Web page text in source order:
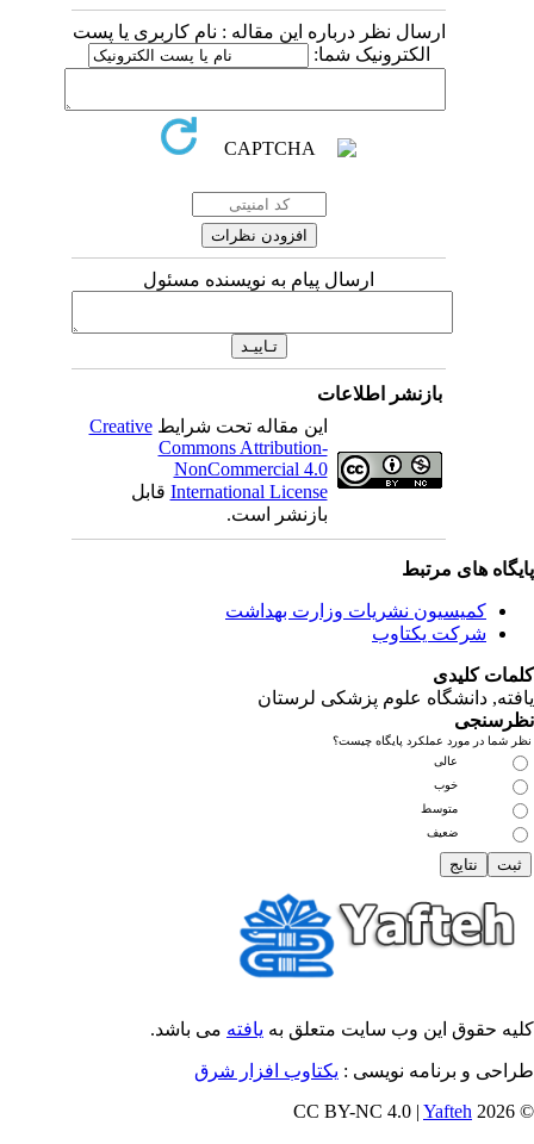
ارسال نظر درباره این مقاله : نام کاربری یا پست
الکترونیک شما:
ارسال پیام به نویسنده مسئول
بازنشر اطلاعات
این مقاله تحت شرایطCreative
Commons Attribution-
NonCommercial 4.0
International Licenseقابل
بازنشر است.
های مرتبط
کمیسیون نشریات وزارت بهداشت
شرکت یکتاوب
کلیدی
, دانشگاه علوم پزشکی لرستان
شما در مورد عملکرد پایگاه چیست؟
عالی
خوب
متوسط
ضعیف
حقوق این وب سایت متعلق بهیافتهمی باشد.
و برنامه نویسی : یکتاوب افزار شرق
©
Yafteh